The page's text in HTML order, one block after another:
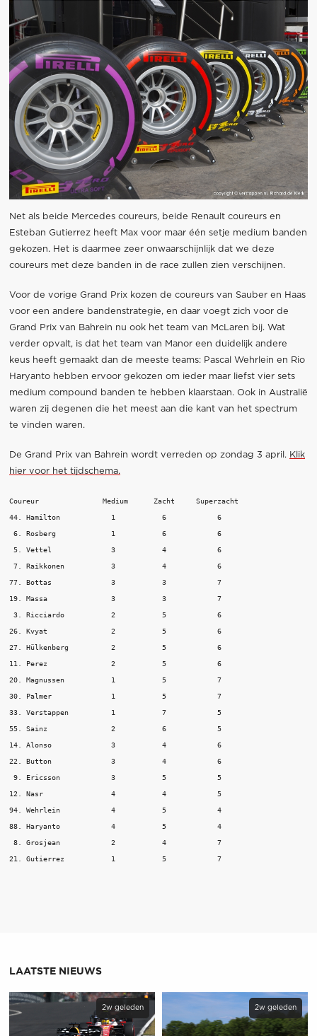
Net als beide Mercedes coureurs, beide Renault coureurs en
Esteban Gutierrez heeft Max voor maar één setje medium banden
gekozen. Het is daarmee zeer onwaarschijnlijk dat we deze
coureurs met deze banden in de race zullen zien verschijnen.
Voor de vorige Grand Prix kozen de coureurs van Sauber en Haas
voor een andere bandenstrategie, en daar voegt zich voor de
Grand Prix van Bahrein nu ook het team van McLaren bij. Wat
verder opvalt, is dat het team van Manor een duidelijk andere
keus heeft gemaakt dan de meeste teams: Pascal Wehrlein en Rio
Haryanto hebben ervoor gekozen om ieder maar liefst vier sets
medium compound banden te hebben klaarstaan. Ook in Australië
waren zij degenen die het meest aan die kant van het spectrum
te vinden waren.
De Grand Prix van Bahrein wordt verreden op zondag 3 april. Klik
hier voor het tijdschema.
Coureur 	      Medium 	  Zacht     Superzacht
44. Hamilton 		1 	    6 	         6
6. Rosberg 	        1 	    6 	         6
5. Vettel 	        3 	    4 	         6
7. Raikkonen 	  	3 	    4            6
77. Bottas 		3 	    3 	         7
19. Massa 		3 	    3 	         7
3. Ricciardo 		2 	    5 	         6
26. Kvyat 		2 	    5 	         6
27. Hülkenberg 		2 	    5 	         6
11. Perez 		2 	    5 	         6
20. Magnussen	 	1 	    5 	         7
30. Palmer 		1 	    5 	         7
33. Verstappen	 	1 	    7 	         5
55. Sainz 		2 	    6 	         5
14. Alonso 		3 	    4 	         6
22. Button 		3 	    4 	         6
9. Ericsson 		3 	    5 	         5
12. Nasr 		4 	    4 	         5
94. Wehrlein 		4 	    5 	         4
88. Haryanto 		4 	    5 	         4
8. Grosjean 		2 	    4 	         7
21. Gutierrez 		1 	    5 	         7
LAATSTE NIEUWS
2w geleden 2w geleden